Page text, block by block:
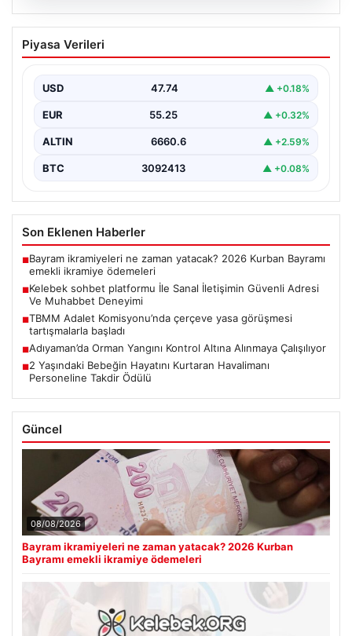
08.08.2026
Kelebek sohbet platformu İle Sanal
İletişimin Güvenli Adresi Ve Muhabbet
Sanal dünyasında bireylerin güvenli bir biçimde iletişim
çeşitli…
Piyasa Verileri
USD 47.74 ▲ +0.18%
EUR 55.25 ▲ +0.32%
ALTIN 6660.6 ▲ +2.59%
BTC 3092413 ▲ +0.08%
Son Eklenen Haberler
■Bayram ikramiyeleri ne zaman yatacak? 2026 Kurban Bayramı
emekli ikramiye ödemeleri
■Kelebek sohbet platformu İle Sanal İletişimin Güvenli Adresi
Ve Muhabbet Deneyimi
■TBMM Adalet Komisyonu’nda çerçeve yasa görüşmesi
tartışmalarla başladı
■Adıyaman’da Orman Yangını Kontrol Altına Alınmaya Çalışılıyor
■2 Yaşındaki Bebeğin Hayatını Kurtaran Havalimanı
Personeline Takdir Ödülü
Güncel
08/08/2026
Bayram ikramiyeleri ne zaman yatacak? 2026 Kurban
Bayramı emekli ikramiye ödemeleri